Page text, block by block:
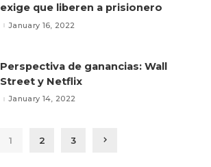
exige que liberen a prisionero
January 16, 2022
Perspectiva de ganancias: Wall
Street y Netflix
January 14, 2022
1 2 3